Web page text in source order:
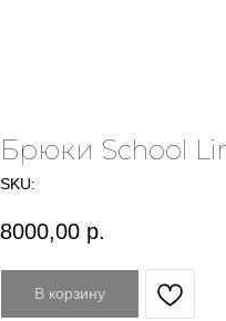
Брюки School
SKU:
8000,00 р.
В корзину